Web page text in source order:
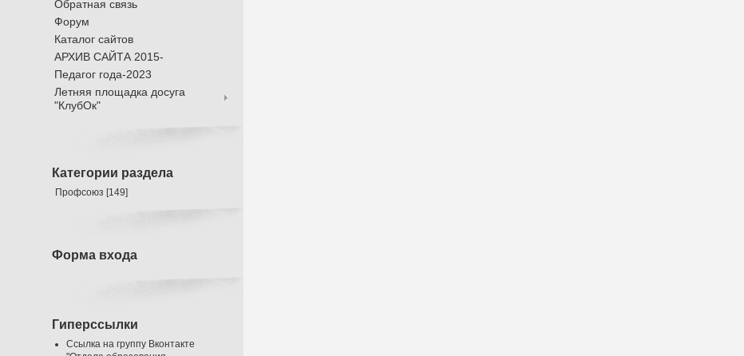
Обратная связь
Форум
Каталог сайтов
АРХИВ САЙТА 2015-
Педагог года-2023
Летняя площадка досуга
"КлубОк"
Категории раздела
Профсоюз [149]
Форма входа
Гиперссылки
Ссылка на группу Вконтакте